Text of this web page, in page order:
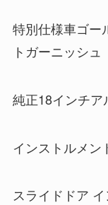
特別仕様車ゴー
トガーニッシュ
純正18インチ
インストルメン
スライドドア